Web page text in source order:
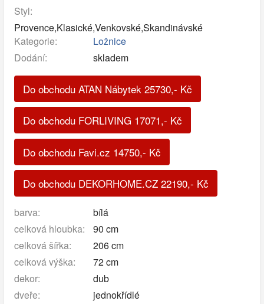
Styl:
Provence,Klasické,Venkovské,Skandinávské
Kategorie:
Ložnice
Dodání:
skladem
Do obchodu ATAN Nábytek 25730,- Kč
Do obchodu FORLIVING 17071,- Kč
Do obchodu Favi.cz 14750,- Kč
Do obchodu DEKORHOME.CZ 22190,- Kč
barva:
bílá
celková hloubka:
90 cm
celková šířka:
206 cm
celková výška:
72 cm
dekor:
dub
dveře:
jednokřídlé